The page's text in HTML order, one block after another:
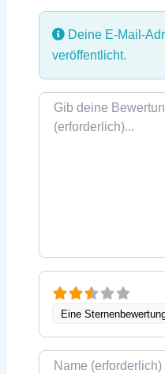
Deine E-Mail-
veröffentlicht.
Rezensionstext
Eine
Name